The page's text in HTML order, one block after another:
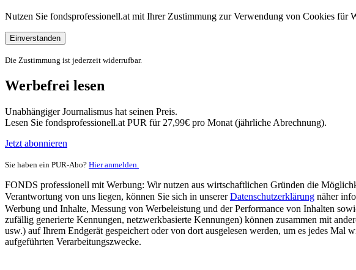
Nutzen Sie fondsprofessionell.at mit Ihrer Zustimmung zur Verwendung von Cookies für
Einverstanden
Die Zustimmung ist jederzeit widerrufbar.
Werbefrei lesen
Unabhängiger Journalismus hat seinen Preis.
Lesen Sie fondsprofessionell.at PUR für 27,99€ pro Monat (jährliche Abrechnung).
Jetzt abonnieren
Sie haben ein PUR-Abo? Hier anmelden.
FONDS professionell mit Werbung: Wir nutzen aus wirtschaftlichen Gründen die
Verantwortung von uns liegen, können Sie sich in unsererDatenschutzerklärung näher
Werbung und Inhalte, Messung von Werbeleistung und der Performance von Inhalten
zufällig generierte Kennungen, netzwerkbasierte Kennungen) können zusammen mit
usw.) auf Ihrem Endgerät gespeichert oder von dort ausgelesen werden, um es jedes
aufgeführten Verarbeitungszwecke.